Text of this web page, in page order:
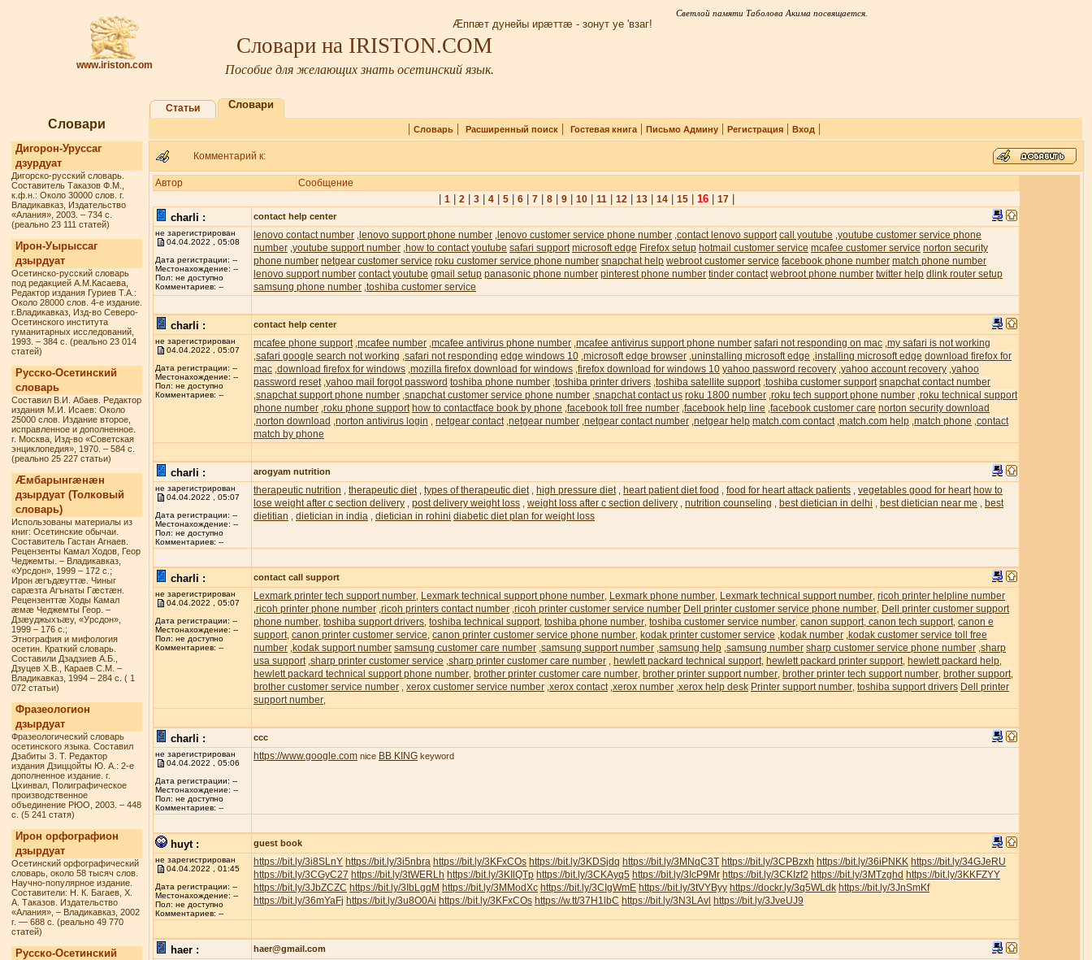
www.iriston.com
Светлой памяти Таболова Акима посвящается.
Æппæт дунейы ирæттæ - зонут уе 'взаг!
Словари на IRISTON.COM
Пособие для желающих знать осетинский язык.
Словари
Дигорон-Уруссаг
дзурдуат
Дигорско-русский словарь.
Составитель Таказов Ф.М.,
к.ф.н.: Около 30000 слов. г.
Владикавказ, Издательство
«Алания», 2003. – 734 с.
(реально 23 111 статей)
Ирон-Уырыссаг
дзырдуат
Осетинско-русский словарь
под редакцией А.М.Касаева,
Редактор издания Гуриев Т.А.:
Около 28000 слов. 4-е издание.
г.Владикавказ, Изд-во Северо-
Осетинского института
гуманитарных исследований,
1993. – 384 с. (реально 23 014
статей)
Русско-Осетинский
словарь
Составил В.И. Абаев. Редактор
издания М.И. Исаев: Около
25000 слов. Издание второе,
исправленное и дополненное.
г. Москва, Изд-во «Советская
энциклопедия», 1970. – 584 с.
(реально 25 227 статьи)
Æмбарынгæнæн
дзырдуат (Толковый
словарь)
Использованы материалы из
книг: Осетинские обычаи.
Составитель Гастан Агнаев.
Рецензенты Камал Ходов, Геор
Чеджемты. – Владикавказ,
«Урсдон», 1999 – 172 с.;
Ирон æгъдæуттæ. Чиныг
сарæзта Агънаты Гæстæн.
Рецензенттæ Ходы Камал
æмæ Чеджемты Геор. –
Дзæуджыхъæу, «Урсдон»,
1999 – 176 с.;
Этнография и мифология
осетин. Краткий словарь.
Составили Дзадзиев А.Б.,
Дзуцев Х.В., Караев С.М. –
Владикавказ, 1994 – 284 с. ( 1
072 статьи)
Фразеологион
дзырдуат
Фразеологический словарь
осетинского языка. Составил
Дзабиты З. Т. Редактор
издания Дзиццойты Ю. А.: 2-е
дополненное издание. г.
Цхинвал, Полиграфическое
производственное
объединение РЮО, 2003. – 448
с. (5 241 статя)
Ирон орфографион
дзырдуат
Осетинский орфографический
словарь, около 58 тысяч слов.
Научно-популярное издание.
Составители: Н. К. Багаев, Х.
А. Таказов. Издательство
«Алания», – Владикавказ, 2002
г. — 688 с. (реально 49 770
статей)
Русско-Осетинский
Статьи Словари
| Словарь| Расширенный поиск| Гостевая книга| Письмо Админу| Регистрация| Вход |
Комментарий к:
Автор Сообщение
1| 2| 3| 4| 5| 6| 7| 8| 9| 10| 11| 12| 13| 14| 15| 16| 17|
charli :
contact help center
не зарегистрирован
04.04.2022 , 05:08
Дата регистрации: --
Местонахождение: --
Пол: не доступно
Комментариев: --
lenovo contact number lenovo support phone number lenovo customer service phone number contact lenovo support call youtube youtube customer service phone
number youtube support number how to contact youtube safari support microsoft edge Firefox setup hotmail customer service mcafee customer service norton security
phone number netgear customer service roku customer service phone number snapchat help webroot customer service facebook phone number match phone number
lenovo support number contact youtube gmail setup panasonic phone number pinterest phone number tinder contact webroot phone number twitter help dlink router setup
samsung phone number toshiba customer service
charli : contact help center
не зарегистрирован
04.04.2022 , 05:07
Дата регистрации: --
Местонахождение: --
Пол: не доступно
Комментариев: --
mcafee phone support mcafee number mcafee antivirus phone number mcafee antivirus support phone number safari not responding on mac my safari is not working
safari google search not working safari not responding edge windows 10 microsoft edge browser uninstalling microsoft edge installing microsoft edge download firefox for
mac download firefox for windows mozilla firefox download for windows firefox download for windows 10 yahoo password recovery yahoo account recovery yahoo
password reset yahoo mail forgot password toshiba phone number toshiba printer drivers toshiba satellite support toshiba customer support snapchat contact number
snapchat support phone number snapchat customer service phone number snapchat contact us roku 1800 number roku tech support phone number roku technical support
phone number roku phone support how to contactface book by phone facebook toll free number facebook help line facebook customer care norton security download
norton download norton antivirus login netgear contact netgear number netgear contact number netgear help match.com contact match.com help match phone contact
match by phone
charli : arogyam nutrition
не зарегистрирован
04.04.2022 , 05:07
Дата регистрации: --
Местонахождение: --
Пол: не доступно
Комментариев: --
therapeutic nutrition therapeutic diet, types of therapeutic diet, high pressure diet, heart patient diet food food for heart attack patients vegetables good for heart how to
lose weight after c section delivery
post delivery weight loss weight loss after c section delivery nutrition counseling best dietician in delhi best dietician near me
best
dietitian
dietician in india dietician in rohini diabetic diet plan for weight loss
charli : contact call support
не зарегистрирован
04.04.2022 , 05:07
Дата регистрации: --
Местонахождение: --
Пол: не доступно
Комментариев: --
Lexmark printer tech support number Lexmark technical support phone number Lexmark phone number Lexmark technical support number ricoh printer helpline number
ricoh printer phone number ricoh printers contact number ricoh printer customer service number Dell printer customer service phone number Dell printer customer support
phone number toshiba support drivers toshiba technical support toshiba phone number toshiba customer service number canon support, canon tech support canon e
support canon printer customer service canon printer customer service phone number kodak printer customer service kodak number kodak customer service toll free
number kodak support number samsung customer care number samsung support number samsung help samsung number sharp customer service phone number sharp
usa support sharp printer customer service sharp printer customer care number hewlett packard technical support hewlett packard printer support hewlett packard help
hewlett packard technical support phone number brother printer customer care number brother printer support number brother printer tech support number brother support
brother customer service number xerox customer service number xerox contact xerox number xerox help desk Printer support number toshiba support drivers Dell printer
support number
charli : ccc
не зарегистрирован
04.04.2022 , 05:06
Дата регистрации: --
Местонахождение: --
Пол: не доступно
Комментариев: --
https://www.google.com nice BB KING keyword
huyt : guest book
не зарегистрирован
04.04.2022 , 01:45
Дата регистрации: --
Местонахождение: --
Пол: не доступно
Комментариев: --
https://bit.ly/3i8SLnY https://bit.ly/3i5nbra https://bit.ly/3KFxCOs https://bit.ly/3KDSjdq https://bit.ly/3MNqC3T https://bit.ly/3CPBzxh https://bit.ly/36iPNKK https://bit.ly/34GJeRU
https://bit.ly/3CGyC27 https://bit.ly/3tWERLh https://bit.ly/3KIlQTp https://bit.ly/3CKAyq5 https://bit.ly/3IcP9Mr https://bit.ly/3CKIzf2 https://bit.ly/3MTzghd https://bit.ly/3KKFZYY
https://bit.ly/3JbZCZC https://bit.ly/3IbLgqM https://bit.ly/3MModXc https://bit.ly/3CIgWmE https://bit.ly/3tVYByy https://dockr.ly/3q5WLdk https://bit.ly/3JnSmKf
https://bit.ly/36mYaFj https://bit.ly/3u8O0Ai https://bit.ly/3KFxCOs https://w.tt/37H1lbC https://bit.ly/3N3LAvl https://bit.ly/3JveUJ9
haer : haer@gmail.com